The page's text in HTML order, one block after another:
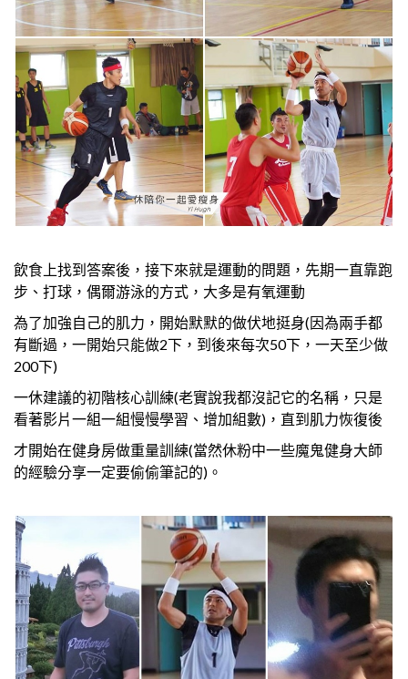
飲食上找到答案後，接下來就是運動的問題，先期一直靠跑
步、打球，偶爾游泳的方式，大多是有氧運動
為了加強自己的肌力，開始默默的做伏地挺身(因為兩手都
有斷過，一開始只能做2下，到後來每次50下，一天至少做
200下)
一休建議的初階核心訓練(老實說我都沒記它的名稱，只是
看著影片一組一組慢慢學習、增加組數)，直到肌力恢復後
才開始在健身房做重量訓練(當然休粉中一些魔鬼健身大師
的經驗分享一定要偷偷筆記的)。